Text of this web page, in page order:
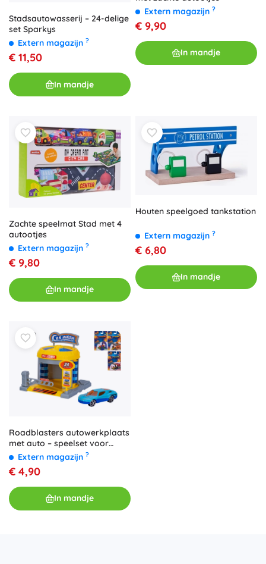
Stadsautowasserij – 24-delige
set Sparkys
Extern magazijn ?
€ 11,50
In mandje
Extern magazijn ?
€ 9,90
In mandje
Zachte speelmat Stad met 4
autootjes
Extern magazijn ?
€ 9,80
In mandje
Houten speelgoed tankstation
Extern magazijn ?
€ 6,80
In mandje
Roadblasters autowerkplaats
met auto – speelset voor
kinderen 1:64
Extern magazijn ?
€ 4,90
In mandje